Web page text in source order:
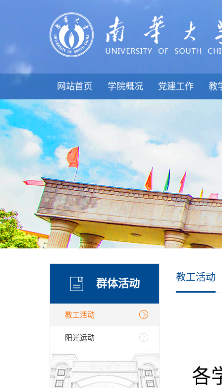
网站首页 学院概况 党建工作 教
群体活动
教工活动
阳光运动
教工活动
各